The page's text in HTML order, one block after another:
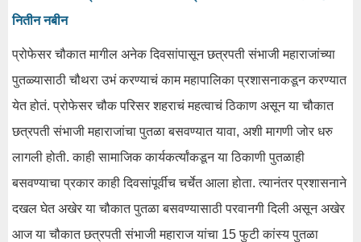
नितीन नबीन
प्रोफेसर चौकात मागील अनेक दिवसांपासून छत्रपती संभाजी महाराजांच्या
पुतळ्यासाठी चौथरा उभं करण्याचं काम महापालिका प्रशासनाकडून करण्यात
येत होतं. प्रोफेसर चौक परिसर शहराचं महत्वाचं ठिकाण असून या चौकात
छत्रपती संभाजी महाराजांचा पुतळा बसवण्यात यावा, अशी मागणी जोर धरु
लागली होती. काही सामाजिक कार्यकर्त्यांकडून या ठिकाणी पुतळाही
बसवण्याचा प्रकार काही दिवसांपूर्वीच चर्चेत आला होता. त्यानंतर प्रशासनाने
दखल घेत अखेर या चौकात पुतळा बसवण्यासाठी परवानगी दिली असून अखेर
आज या चौकात छत्रपती संभाजी महाराज यांचा 15 फुटी कांस्य पुतळा